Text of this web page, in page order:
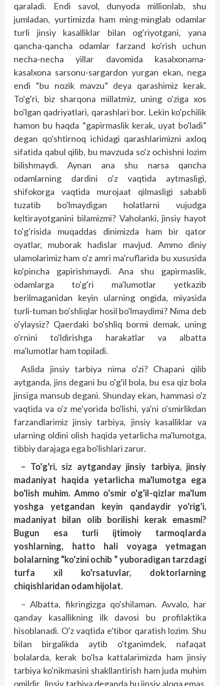
qaraladi. Endi savol, dunyoda millionlab, shu
jumladan, yurtimizda ham ming-minglab odamlar
turli jinsiy kasalliklar bilan og'riyotgani, yana
qancha-qancha odamlar farzand ko'rish uchun
necha-necha yillar davomida kasalxonama-
kasalxona sarsonu-sargardon yurgan ekan, nega
endi “bu nozik mavzu” deya qarashimiz kerak.
To'g'ri, biz sharqona millatmiz, uning o'ziga xos
bo'lgan qadriyatlari, qarashlari bor. Lekin ko'pchilik
hamon bu haqda “gapirmaslik kerak, uyat bo'ladi”
degan qo'shtirnoq ichidagi qarashlarimizni axloq
sifatida qabul qilib, bu mavzuda so'z ochishni lozim
bilishmaydi. Aynan ana shu narsa qancha
odamlarning dardini o'z vaqtida aytmasligi,
shifokorga vaqtida murojaat qilmasligi sababli
tuzatib bo'lmaydigan holatlarni vujudga
keltirayotganini bilamizmi? Vaholanki, jinsiy hayot
to'g'risida muqaddas dinimizda ham bir qator
oyatlar, muborak hadislar mavjud. Ammo diniy
ulamolarimiz ham o'z amri ma'ruflarida bu xususida
ko'pincha gapirishmaydi. Ana shu gapirmaslik,
odamlarga to'g'ri ma'lumotlar yetkazib
berilmaganidan keyin ularning ongida, miyasida
turli-tuman bo'shliqlar hosil bo'lmaydimi? Nima deb
o'ylaysiz? Qaerdaki bo'shliq bormi demak, uning
o'rnini to'ldirishga harakatlar va albatta
ma'lumotlar ham topiladi.
Aslida jinsiy tarbiya nima o'zi? Chapani qilib
aytganda, jins degani bu o'g'il bola, bu esa qiz bola
jinsiga mansub degani. Shunday ekan, hammasi o'z
vaqtida va o'z me'yorida bo'lishi, ya'ni o'smirlikdan
farzandlarimiz jinsiy tarbiya, jinsiy kasallik­lar va
ularning oldini olish haqida yetarlicha ma'lumotga,
tibbiy darajaga ega bo'lishlari zarur.
– To'g'ri, siz aytganday jinsiy tarbiya, jinsiy
madaniyat haqida yetarlicha ma'lumotga ega
bo'lish muhim. Ammo o'smir o'g'il-qizlar ma'lum
yoshga yetgandan keyin qandaydir yo'rig'i,
madaniyat bilan olib borilishi kerak emasmi?
Bugun esa turli ijtimoiy tarmoqlarda
yoshlarning, hatto hali voyaga yetmagan
bolalarning “ko'zini ochib ” yuboradigan tarzdagi
turfa xil ko'rsatuvlar, doktorlarning
chiqishlaridan odam hijolat.
– Albatta, fikringizga qo'shilaman. Avvalo, har
qanday kasallikning ilk davosi bu profilaktika
hisoblanadi. O'z vaqtida e'tibor qaratish lozim. Shu
bilan birgalikda aytib o'tganimdek, nafaqat
bolalarda, kerak bo'lsa kattalarimizda ham jinsiy
tarbiya ko'nikmasini shakllantirish ham juda muhim
omildir. Jinsiy tarbiya deganda bu jinsiy aloqa emas,